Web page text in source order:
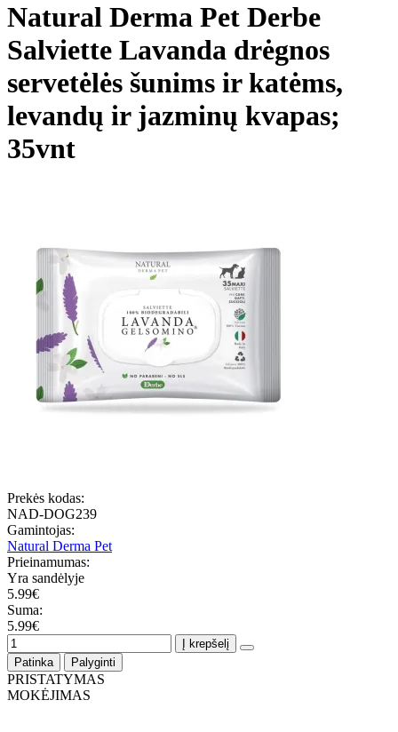
Natural Derma Pet Derbe
Salviette Lavanda drėgnos
servetėlės šunims ir katėms,
levandų ir jazminų kvapas;
35vnt
Prekės kodas:
NAD-DOG239
Gamintojas:
Natural Derma Pet
Prieinamumas:
Yra sandėlyje
5.99€
Suma:
5.99€
Į krepšelį
Patinka
Palyginti
PRISTATYMAS
MOKĖJIMAS